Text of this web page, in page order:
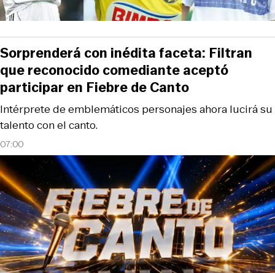
07:00
Intérprete de emblemáticos personajes ahora lucirá su
talento con el canto.
Sorprenderá con inédita faceta: Filtran
que reconocido comediante aceptó
participar en Fiebre de Canto